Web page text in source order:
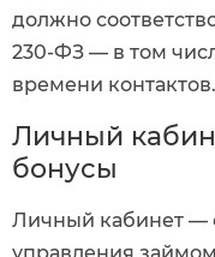
должно
230-ФЗ — в том
времени контактов.
Личный
бонусы
Личный кабинет —